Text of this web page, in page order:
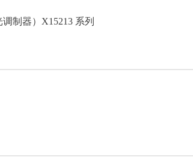
制器）X15213 系列